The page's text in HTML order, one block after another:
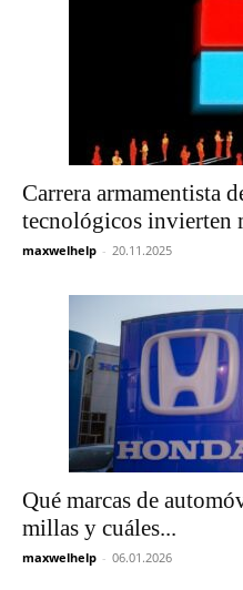
Carrera armamentista
tecnológicos invierten
maxwelhelp - 20.11.2025
Qué marcas de
millas y cuáles...
maxwelhelp - 06.01.2026